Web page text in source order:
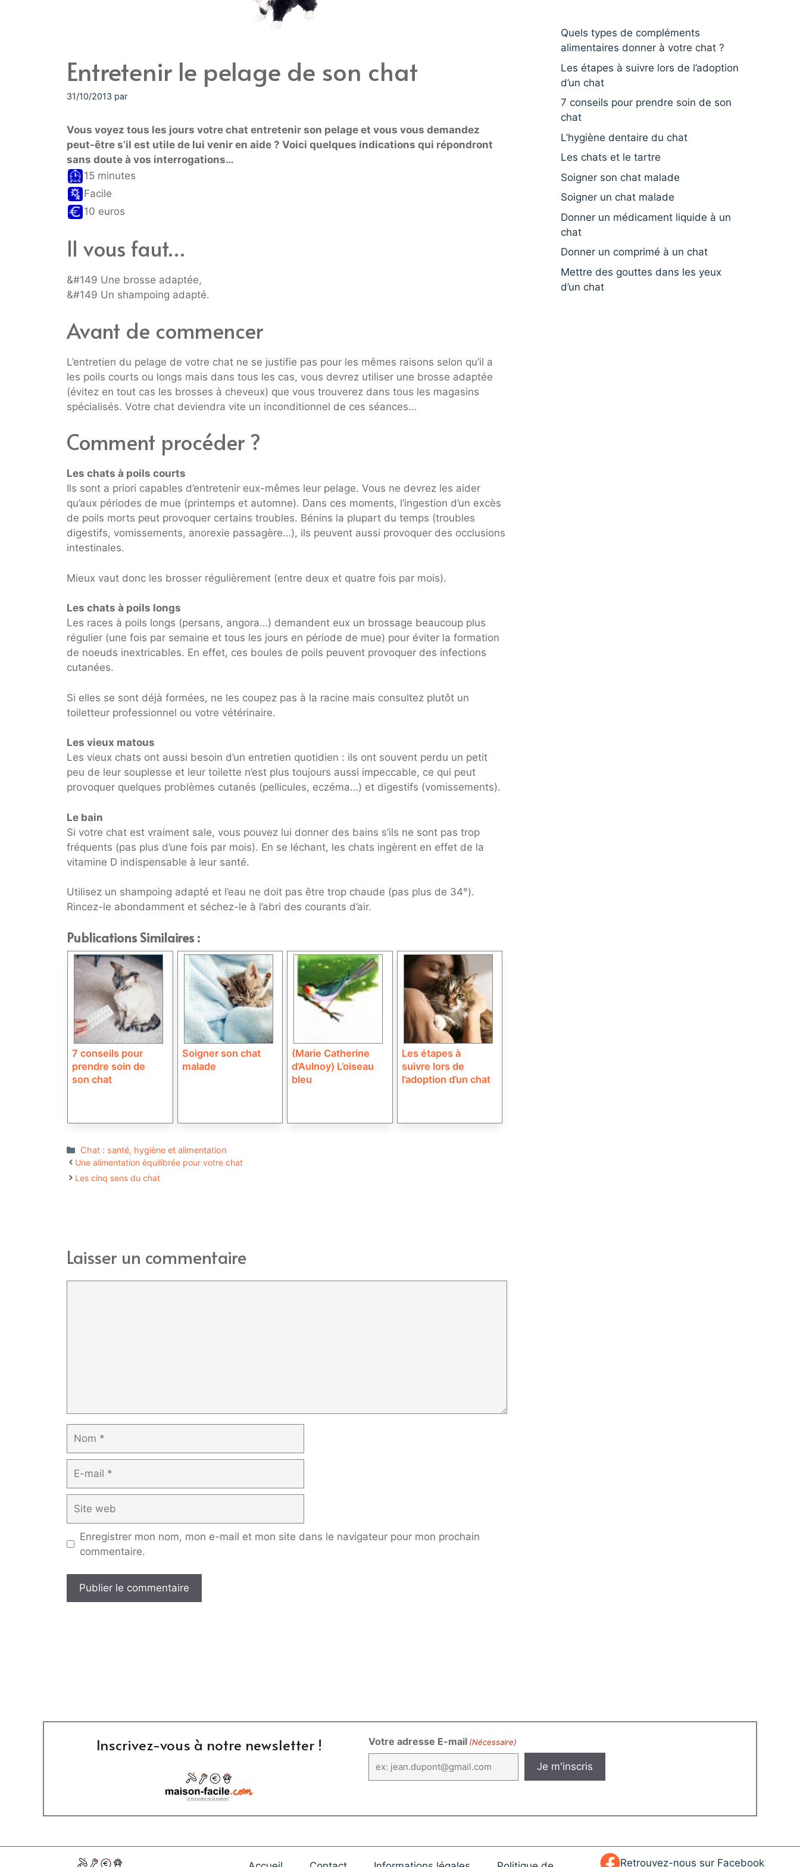
Entretenir le pelage de son chat
31/10/2013 par
Vous voyez tous les jours votre chat entretenir son pelage et vous vous demandez
peut-être s’il est utile de lui venir en aide ? Voici quelques indications qui répondront
sans doute à vos interrogations…
15 minutes
Facile
10 euros
Il vous faut…
&#149 Une brosse adaptée,
&#149 Un shampoing adapté.
Avant de commencer
L’entretien du pelage de votre chat ne se justifie pas pour les mêmes raisons selon qu’il a
les poils courts ou longs mais dans tous les cas, vous devrez utiliser une brosse adaptée
(évitez en tout cas les brosses à cheveux) que vous trouverez dans tous les magasins
spécialisés. Votre chat deviendra vite un inconditionnel de ces séances…
Comment procéder ?
Les chats à poils courts
Ils sont a priori capables d’entretenir eux-mêmes leur pelage. Vous ne devrez les aider
qu’aux périodes de mue (printemps et automne). Dans ces moments, l’ingestion d’un excès
de poils morts peut provoquer certains troubles. Bénins la plupart du temps (troubles
digestifs, vomissements, anorexie passagère…), ils peuvent aussi provoquer des occlusions
intestinales.
Mieux vaut donc les brosser régulièrement (entre deux et quatre fois par mois).
Les chats à poils longs
Les races à poils longs (persans, angora…) demandent eux un brossage beaucoup plus
régulier (une fois par semaine et tous les jours en période de mue) pour éviter la formation
de noeuds inextricables. En effet, ces boules de poils peuvent provoquer des infections
cutanées.
Si elles se sont déjà formées, ne les coupez pas à la racine mais consultez plutôt un
toiletteur professionnel ou votre vétérinaire.
Les vieux matous
Les vieux chats ont aussi besoin d’un entretien quotidien : ils ont souvent perdu un petit
peu de leur souplesse et leur toilette n’est plus toujours aussi impeccable, ce qui peut
provoquer quelques problèmes cutanés (pellicules, eczéma…) et digestifs (vomissements).
Le bain
Si votre chat est vraiment sale, vous pouvez lui donner des bains s’ils ne sont pas trop
fréquents (pas plus d’une fois par mois). En se léchant, les chats ingèrent en effet de la
vitamine D indispensable à leur santé.
Utilisez un shampoing adapté et l’eau ne doit pas être trop chaude (pas plus de 34°).
Rincez-le abondamment et séchez-le à l’abri des courants d’air.
Publications Similaires :
7 conseils pour
prendre soin de
son chat
Soigner son chat
malade
(Marie Catherine
d’Aulnoy) L’oiseau
bleu
Les étapes à
suivre lors de
l’adoption d’un chat
Catégories
Chat : santé, hygiène et alimentation
Une alimentation équilibrée pour votre chat
Les cinq sens du chat
Laisser un commentaire
mail
web
Enregistrer mon nom, mon e-mail et mon site dans le navigateur pour mon prochain
commentaire.
Quels types de compléments
alimentaires donner à votre chat ?
Les étapes à suivre lors de l’adoption
d’un chat
7 conseils pour prendre soin de son
chat
L’hygiène dentaire du chat
Les chats et le tartre
Soigner son chat malade
Soigner un chat malade
Donner un médicament liquide à un
chat
Donner un comprimé à un chat
Mettre des gouttes dans les yeux
d’un chat
Inscrivez-vous à notre newsletter ! Votre adresse E-mail (Nécessaire)
Retrouvez-nous sur Facebook